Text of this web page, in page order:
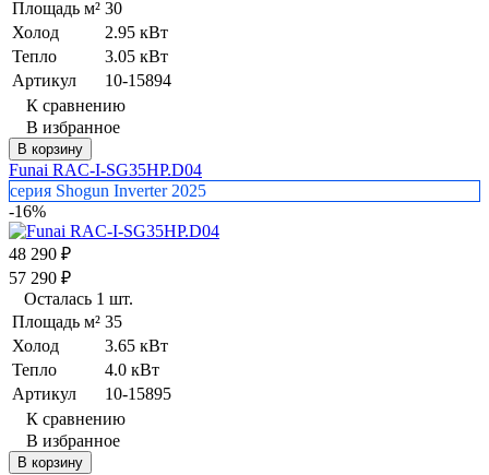
Площадь м² 30
Холод
2.95 кВт
Тепло
3.05 кВт
Артикул
10-15894
К сравнению
В избранное
В корзину
Funai RAC-I-SG35HP.D04
серия Shogun Inverter 2025
-16%
48 290 ₽
57 290 ₽
Осталась 1 шт.
Площадь м² 35
Холод
3.65 кВт
Тепло
4.0 кВт
Артикул
10-15895
К сравнению
В избранное
В корзину